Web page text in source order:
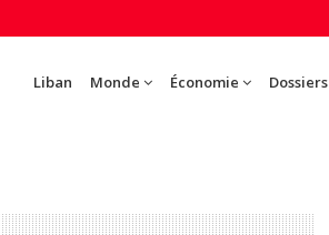
Liban Monde Économie Dossiers